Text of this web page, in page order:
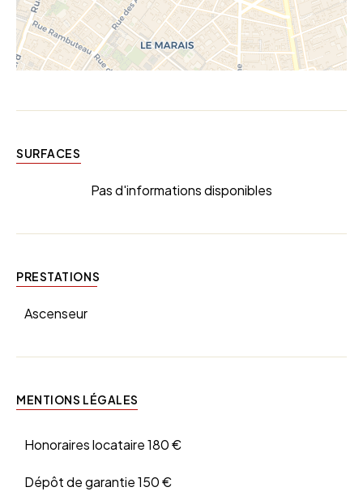
SURFACES
Pas d'informations disponibles
PRESTATIONS
Ascenseur
MENTIONS LÉGALES
Honoraires locataire180 €
Dépôt de garantie150 €